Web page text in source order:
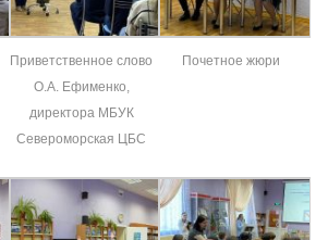
Приветственное слово
О.А. Ефименко,
директора МБУК
Североморская ЦБС
Почетное жюри